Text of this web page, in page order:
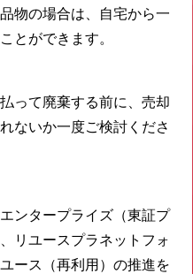
物の場合は、自宅から一
とができます。
って廃棄する前に、売却
ないか一度ご検討くださ
ンタープライズ（東証プ
リユースプラネットフォ
ース（再利用）の推進を